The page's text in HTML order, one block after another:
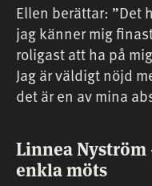
Ellen berättar: ”Det
jag känner mig
roligast att ha på
Jag är väldigt nöjd
det är en av mina
Linnea Nyström
enkla möts